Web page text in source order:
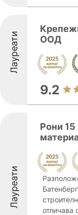
Лауреати
ООД
9.2
Лауреати
Рони 15
отличава